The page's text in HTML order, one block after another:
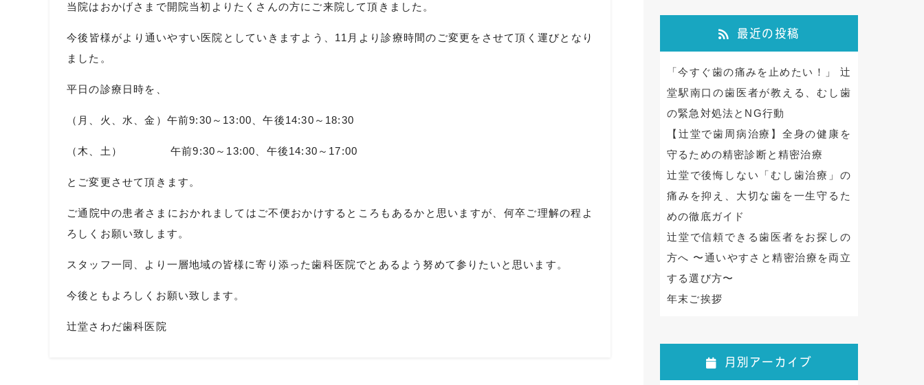
当院はおかげさまで開院当初よりたくさんの方にご来院して頂きました。
今後皆様がより通いやすい医院としていきますよう、11月より診療時間のご変更をさせて頂く運びとなり
ました。
平日の診療日時を、
（月、火、水、金）午前9:30～13:00、午後14:30～18:30
（木、土） 午前9:30～13:00、午後14:30～17:00
とご変更させて頂きます。
ご通院中の患者さまにおかれましてはご不便おかけするところもあるかと思いますが、何卒ご理解の程よ
ろしくお願い致します。
スタッフ一同、より一層地域の皆様に寄り添った歯科医院でとあるよう努めて参りたいと思います。
今後ともよろしくお願い致します。
辻堂さわだ歯科医院
最近の投稿
「今すぐ歯の痛みを止めたい！」 辻
堂駅南口の歯医者が教える、むし歯
の緊急対処法とNG行動
【辻堂で歯周病治療】全身の健康を
守るための精密診断と精密治療
辻堂で後悔しない「むし歯治療」の
痛みを抑え、大切な歯を一生守るた
めの徹底ガイド
辻堂で信頼できる歯医者をお探しの
方へ 〜通いやすさと精密治療を両立
する選び方〜
年末ご挨拶
月別アーカイブ